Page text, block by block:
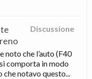
Discussione
noto che l’auto (F40
comporta in modo
notavo questo...